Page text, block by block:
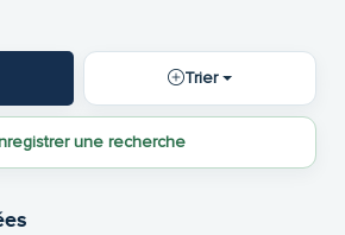
Trier
une recherche